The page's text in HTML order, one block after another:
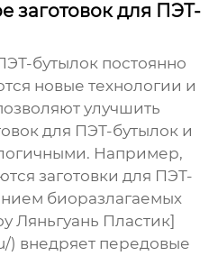
заготовок для ПЭТ-
бутылок постоянно
новые технологии и
улучшить
для ПЭТ-бутылок и
Например,
заготовки для ПЭТ-
биоразлагаемых
Ляньгуань Пластик]
) внедряет передовые